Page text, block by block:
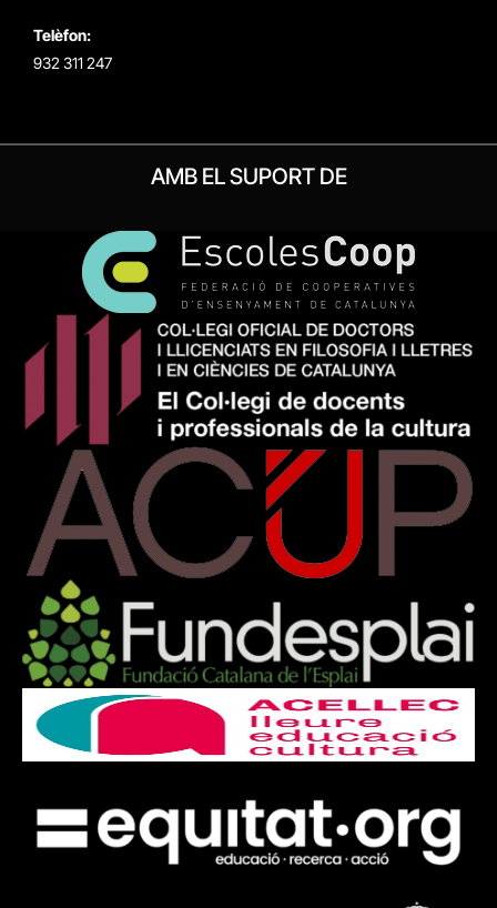
Telèfon:
932 311 247
AMB EL SUPORT DE